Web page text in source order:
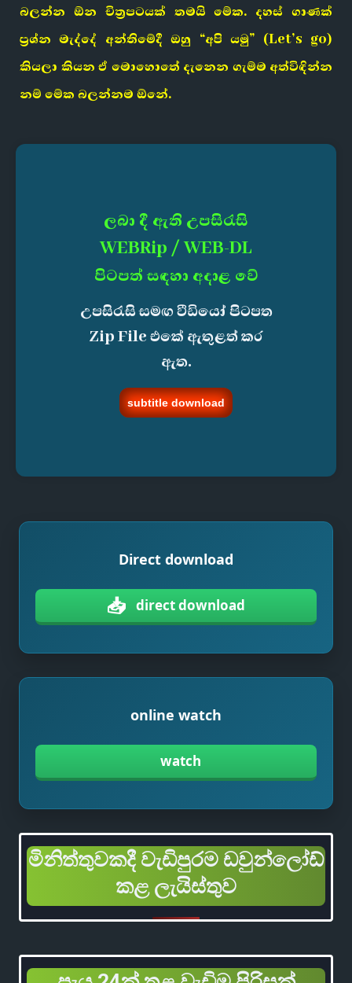
බලන්න ඕන චිත්‍රපටයක් තමයි මේක. දහස් ගාණක්
ප්‍රශ්න මැද්දේ අන්තිමේදී ඔහු “අපි යමු” (Let’s go)
කියලා කියන ඒ මොහොතේ දැනෙන ගැම්ම අත්විඳින්න
නම් මේක බලන්නම ඕනේ.
ලබා දී ඇති උපසිරැසි
WEBRip / WEB-DL
පිටපත් සඳහා අදාළ වේ
උපසිරැසි සමඟ වීඩියෝ පිටපත
Zip File එකේ ඇතුළත් කර
ඇත.
subtitle download
Direct download
📥 direct download
online watch
watch
මිනිත්තුවකදී වැඩිපුරම ඩවුන්ලෝඩ්
කළ ලැයිස්තුව